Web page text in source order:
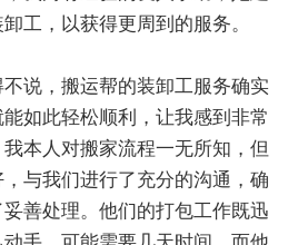
工，以获得更周到的服务。
说，搬运帮的装卸工服务确实
如此轻松顺利，让我感到非常
本人对搬家流程一无所知，但
与我们进行了充分的沟通，确
善处理。他们的打包工作既迅